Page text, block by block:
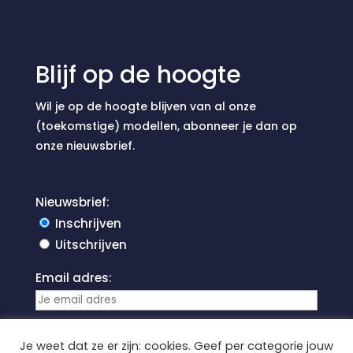
Blijf op de hoogte
Wil je op de hoogte blijven van al onze
(toekomstige) modellen, abonneer je dan op
onze nieuwsbrief.
Nieuwsbrief:
Inschrijven
Uitschrijven
Email adres:
Je weet dat ze er zijn: cookies. Geef per categorie jouw